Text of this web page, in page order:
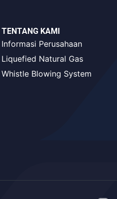
TENTANG KAMI
Informasi Perusahaan
Liquefied Natural Gas
Whistle Blowing System